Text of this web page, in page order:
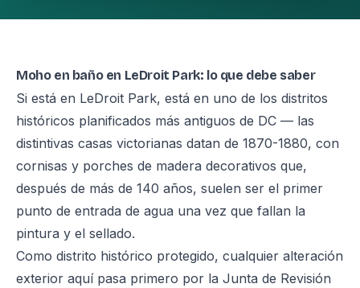
Moho en baño en LeDroit Park: lo que debe saber
Si está en LeDroit Park, está en uno de los distritos
históricos planificados más antiguos de DC — las
distintivas casas victorianas datan de 1870-1880, con
cornisas y porches de madera decorativos que,
después de más de 140 años, suelen ser el primer
punto de entrada de agua una vez que fallan la
pintura y el sellado.
Como distrito histórico protegido, cualquier alteración
exterior aquí pasa primero por la Junta de Revisión